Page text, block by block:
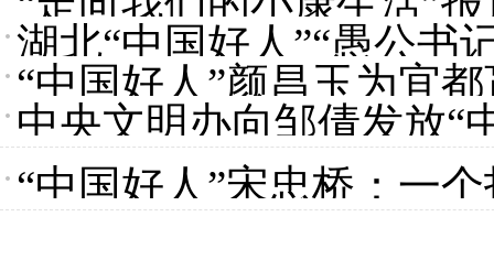
胜脱贫攻坚一线
事
湖北“中国好人”“愚公书
“中国好人”颜昌玉为宜
中央文明办向邹倩发放“
“中国好人”宋忠桥：一